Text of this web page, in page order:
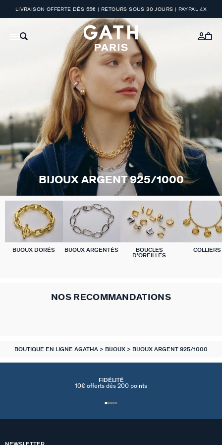
LIVRAISON OFFERTE DÈS 55€ | RETOURS SOUS 30 JOURS | PAYPAL 4X
BIJOUX ARGENT 925/1000
BIJOUX DORÉS BIJOUX ARGENTÉS
BOUCLES
D'OREILLES
COLLIERS
NOS RECOMMANDATIONS
BOUTIQUE EN LIGNE AGATHA BIJOUX BIJOUX ARGENT 925/1000
FIDÉLITÉ
10€ offerts dés 200 points